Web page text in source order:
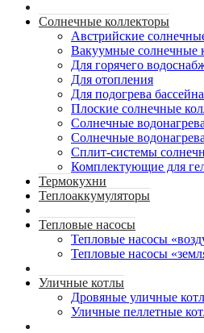
Солнечные коллекторы
Австрийские
Вакуумные солнечные
Для горячего
Для отопления
Для подогрева бассейна
Плоские солнечные
Солнечные
Солнечные
Сплит-системы
Комплектующие для
Термокухни
Теплоаккумуляторы
Тепловые насосы
Тепловые насосы
Тепловые насосы
Уличные котлы
Дровяные уличные
Уличные пеллетные